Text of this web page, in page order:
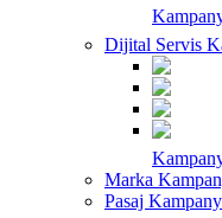
Dijital Servis
Marka
Pasaj